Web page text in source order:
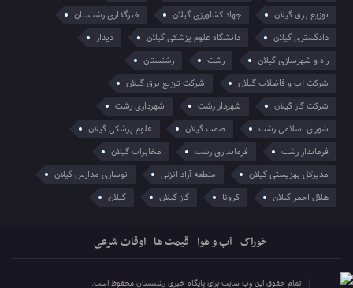
توزیع برق گیلان
جهاد کشاورزی گیلان
خبرگذاری رشتستان
دادگستری گیلان
دانشگاه علوم پزشکی گیلان
دیدار
راه و شهرسازی گیلان
رشت
رشتستان
شرکت آب و فاضلاب گیلان
شرکت توزیع برق گیلان
شرکت گاز گیلان
شهردار رشت
شهرداری رشت
شورای اسلامی رشت
صمت گیلان
علوم پزشکی گیلان
فرماندار رشت
فرمانداری رشت
مخابرات گیلان
مدیرکل بهزیستی گیلان
منطقه آزاد انزلی
نوسازی مدارس گیلان
هلال احمر گیلان
کرونا گاز گیلان گیلان
خوراک آب و هوا قیمت ها اوقات شرعی
تمام حقوق این وب سایت برای پایگاه خبری رشتستان محفوظ است.